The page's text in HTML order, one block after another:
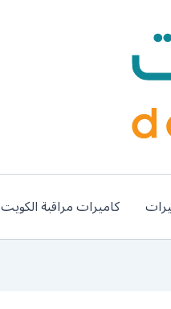
كاميرات مراقبة الكويت